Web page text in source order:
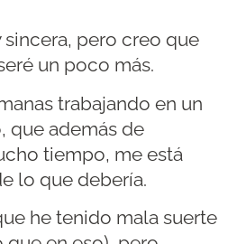
pero creo que
un poco más.
trabajando en un
que además de
tiempo, me está
lo que debería.
he tenido mala suerte